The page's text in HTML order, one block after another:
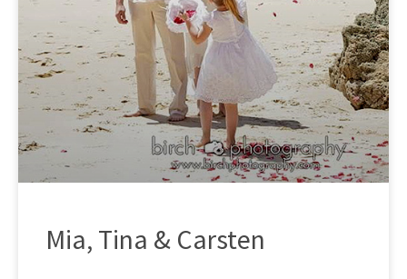
Mia, Tina & Carsten